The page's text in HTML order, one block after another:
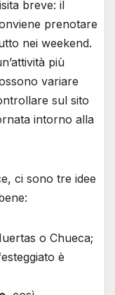
breve: il
prenotare
nei weekend.
più
variare
sul sito
intorno alla
ci sono tre idee
o Chueca;
è